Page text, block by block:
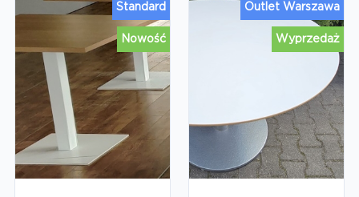
Nowość
Standard
Wyprzedaż
Outlet Warszawa